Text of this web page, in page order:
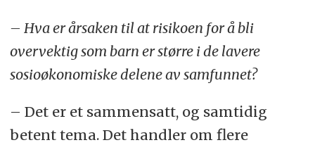
– Hva er årsaken til at risikoen for å bli
overvektig som barn er større i de lavere
sosioøkonomiske delene av samfunnet?
– Det er et sammensatt, og samtidig
betent tema. Det handler om flere